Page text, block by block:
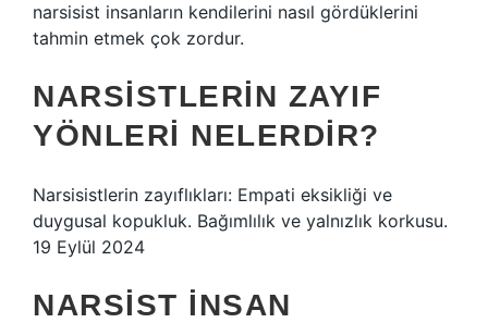
narsisist insanların kendilerini nasıl gördüklerini
tahmin etmek çok zordur.
NARSISTLERIN ZAYIF
YÖNLERI NELERDIR?
Narsisistlerin zayıflıkları: Empati eksikliği ve
duygusal kopukluk. Bağımlılık ve yalnızlık korkusu.
19 Eylül 2024
NARSIST INSAN